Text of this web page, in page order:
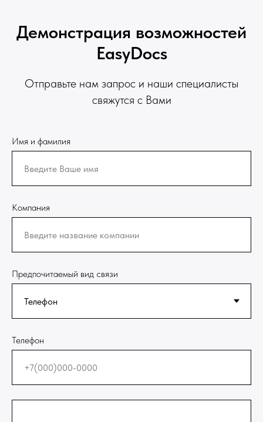
Демонстрация возможностей
EasyDocs
Отправьте нам запрос и наши специалисты
свяжутся с Вами
Имя и фамилия
Компания
Предпочитаемый вид связи
Телефон